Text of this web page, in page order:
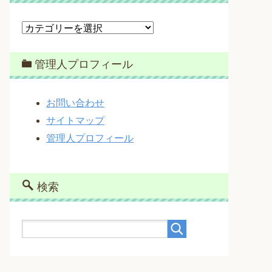
カ
ゴ
リ
ー
管理人プロフィール
お問い合わせ
サイトマップ
管理人プロフィール
検索